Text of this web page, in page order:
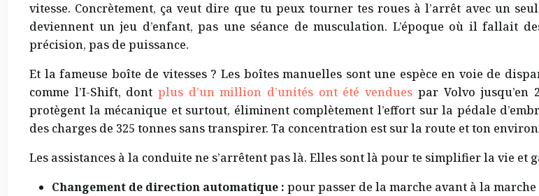
vitesse. Concrètement, ça veut dire que tu peux tourner tes roues à l’arrêt avec un
deviennent un jeu d’enfant, pas une séance de musculation. L’époque où il fallait
précision, pas de puissance.
Et la fameuse boîte de vitesses ? Les boîtes manuelles sont une espèce en voie de
comme l’I-Shift, dontplus d’un million d’unités ont été vendues par Volvo
protègent la mécanique et surtout, éliminent complètement l’effort sur la pédale
des charges de 325 tonnes sans transpirer. Ta concentration est sur la route et ton
Les assistances à la conduite ne s’arrêtent pas là. Elles sont là pour te simplifier la vie et
Changement de direction automatique : pour passer de la marche avant à la